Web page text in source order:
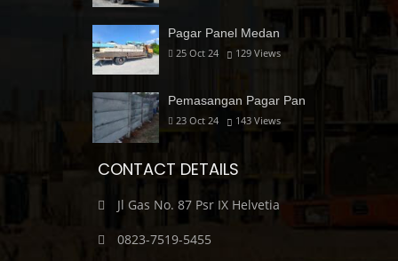
Pagar Panel Medan
25 Oct 24 129 Views
Pemasangan Pagar Pan
23 Oct 24 143 Views
CONTACT DETAILS
Jl Gas No. 87 Psr IX Helvetia
0823-7519-5455